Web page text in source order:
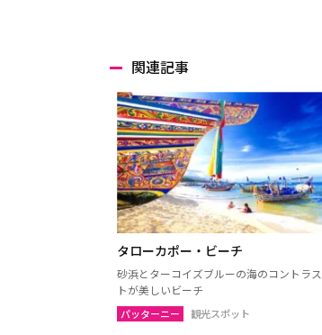
関連記事
タローカポー・ビーチ
砂浜とターコイズブルーの海のコントラス
トが美しいビーチ
パッターニー 観光スポット